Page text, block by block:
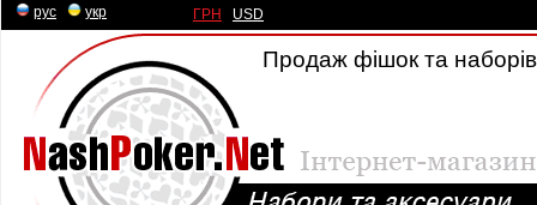
рус укр ГРН USD
Продаж фішок та